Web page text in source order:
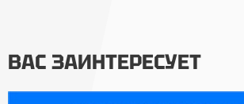
ВАС ЗАИНТЕРЕСУЕТ